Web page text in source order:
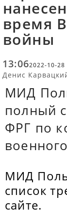
время
войны
13:062022-10-28
Денис
МИД
полный
ФРГ по
МИД
список
сайте.